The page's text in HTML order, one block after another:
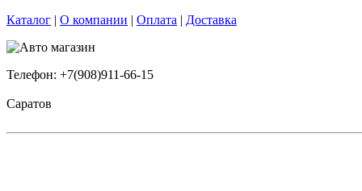
Каталог | О компании | Оплата | Доставка
Телефон: +7(908)911-66-15
Саратов